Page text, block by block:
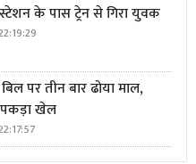
के पास ट्रेन से गिरा युवक
पर तीन बार ढोया माल,
पकड़ा खेल